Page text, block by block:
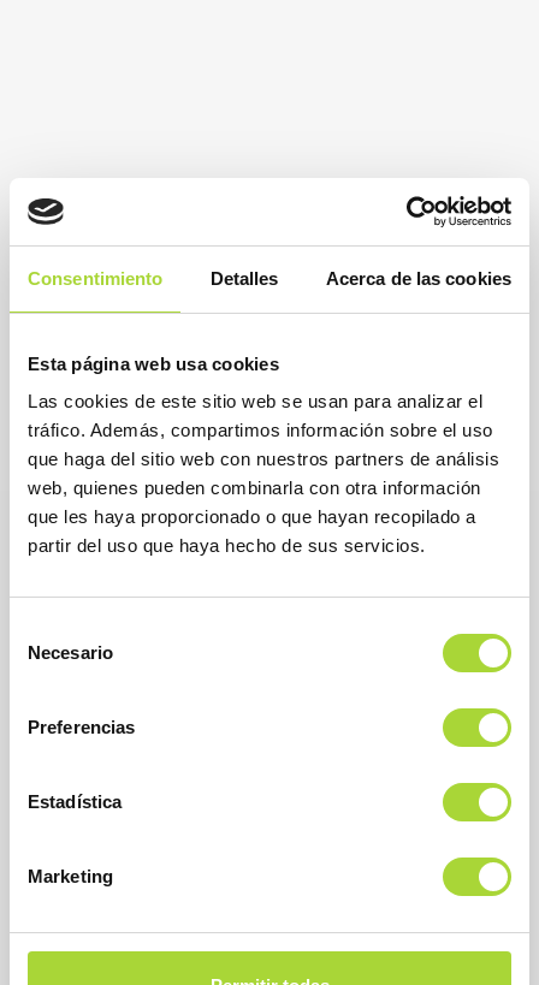
Consentimiento Detalles Acerca de las cookies
Esta página web usa cookies
Las cookies de este sitio web se usan para analizar el
tráfico. Además, compartimos información sobre el uso
que haga del sitio web con nuestros partners de análisis
web, quienes pueden combinarla con otra información
que les haya proporcionado o que hayan recopilado a
partir del uso que haya hecho de sus servicios.
Necesario
Preferencias
Estadística
Marketing
BioSim
Calle Condesa de Venadito, 1